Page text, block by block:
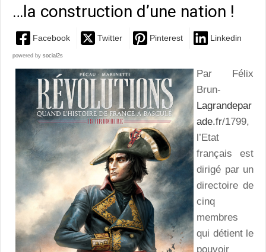
…la construction d’une nation !
Facebook Twitter Pinterest Linkedin
powered by social2s
Par Félix
Brun-
Lagrandepar
ade.fr/1799,
l’Etat
français est
dirigé par un
directoire de
cinq
membres
qui détient le
pouvoir